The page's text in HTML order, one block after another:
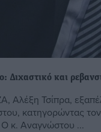
Διχαστικό και
Αλέξη Τσίπρα,
κατηγορώντας τον
Ο κ. Αναγνώστου ...